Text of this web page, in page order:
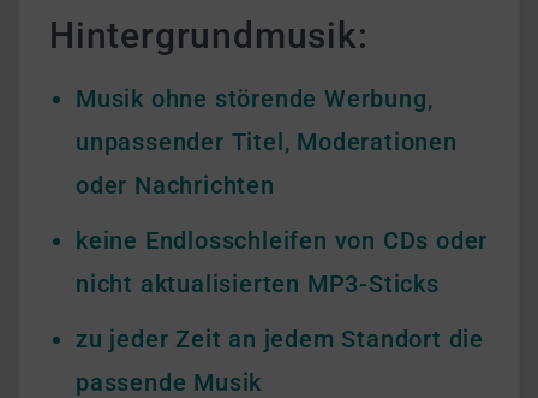
Hintergrundmusik:
Musik ohne störende Werbung,
unpassender Titel, Moderationen
oder Nachrichten
keine Endlosschleifen von CDs oder
nicht aktualisierten MP3-Sticks
zu jeder Zeit an jedem Standort die
passende Musik